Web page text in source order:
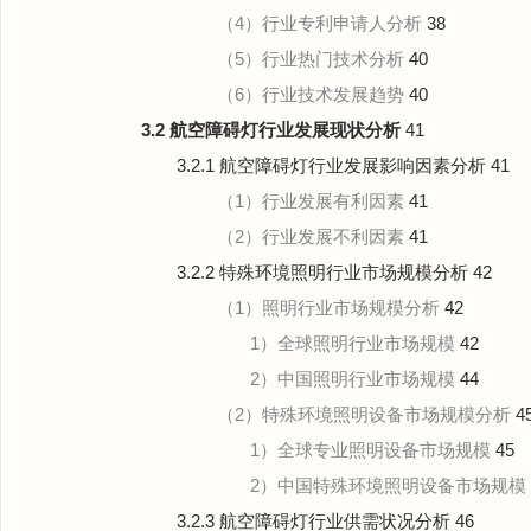
（4）行业专利申请人分析 38
（5）行业热门技术分析 40
（6）行业技术发展趋势 40
3.2 航空障碍灯行业发展现状分析 41
3.2.1 航空障碍灯行业发展影响因素分析 41
（1）行业发展有利因素 41
（2）行业发展不利因素 41
3.2.2 特殊环境照明行业市场规模分析 42
（1）照明行业市场规模分析 42
1）全球照明行业市场规模 42
2）中国照明行业市场规模 44
（2）特殊环境照明设备市场规模分析
1）全球专业照明设备市场规模 45
2）中国特殊环境照明设备市场规模
3.2.3 航空障碍灯行业供需状况分析 46